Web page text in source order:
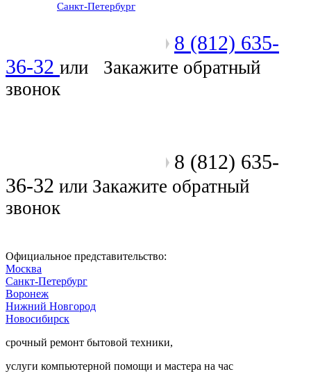
Санкт-Петербург
8 (812) 635-
36-32 или
Закажите обратный
звонок
8 (812) 635-
36-32 или Закажите обратный
звонок
Официальное представительство:
Москва
Санкт-Петербург
Воронеж
Нижний Новгород
Новосибирск
срочный ремонт бытовой техники,
услуги компьютерной помощи и мастера на час